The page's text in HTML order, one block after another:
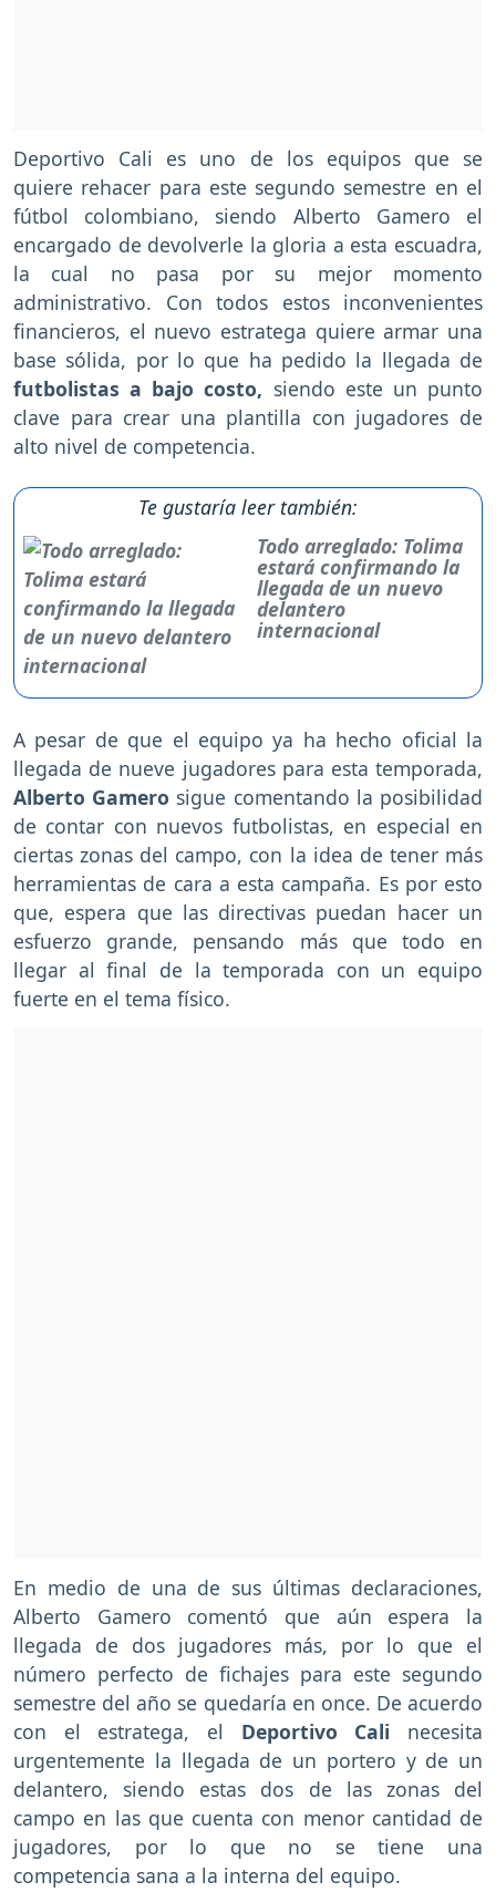
Deportivo Cali es uno de los equipos que se
quiere rehacer para este segundo semestre en el
fútbol colombiano, siendo Alberto Gamero el
encargado de devolverle la gloria a esta escuadra,
la cual no pasa por su mejor momento
administrativo. Con todos estos inconvenientes
financieros, el nuevo estratega quiere armar una
base sólida, por lo que ha pedido la llegada de
futbolistas a bajo costo, siendo este un punto
clave para crear una plantilla con jugadores de
alto nivel de competencia.
Te gustaría leer también:
Todo arreglado: Tolima
estará confirmando la
llegada de un nuevo
delantero
internacional
A pesar de que el equipo ya ha hecho oficial la
llegada de nueve jugadores para esta temporada,
Alberto Gamero sigue comentando la posibilidad
de contar con nuevos futbolistas, en especial en
ciertas zonas del campo, con la idea de tener más
herramientas de cara a esta campaña. Es por esto
que, espera que las directivas puedan hacer un
esfuerzo grande, pensando más que todo en
llegar al final de la temporada con un equipo
fuerte en el tema físico.
En medio de una de sus últimas declaraciones,
Alberto Gamero comentó que aún espera la
llegada de dos jugadores más, por lo que el
número perfecto de fichajes para este segundo
semestre del año se quedaría en once. De acuerdo
con el estratega, el Deportivo Cali necesita
urgentemente la llegada de un portero y de un
delantero, siendo estas dos de las zonas del
campo en las que cuenta con menor cantidad de
jugadores, por lo que no se tiene una
competencia sana a la interna del equipo.